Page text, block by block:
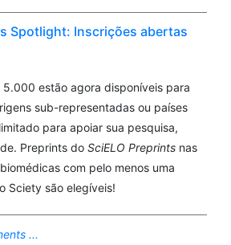
Spotlight: Inscrições abertas
5.000 estão agora disponíveis para
sub-representadas ou países
para apoiar sua pesquisa,
Preprints do SciELO Preprints nas
com pelo menos uma
Sciety são elegíveis!
...